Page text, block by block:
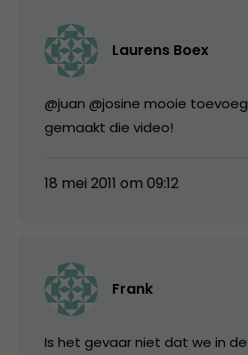
Laurens Boex
@juan @josine mooie
gemaakt die video!
18 mei 2011 om 09:12
Frank
Is het gevaar niet dat we in